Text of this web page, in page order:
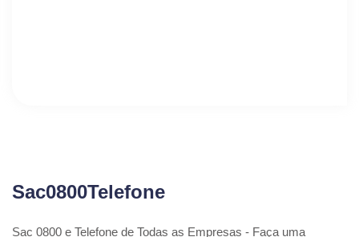
Sac0800Telefone
Sac 0800 e Telefone de Todas as Empresas - Faça uma